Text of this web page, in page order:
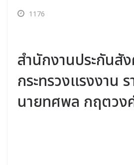
1176
สำนักงานประกันสั
กระทรวงแรงงาน
นายทศพล กฤตวง